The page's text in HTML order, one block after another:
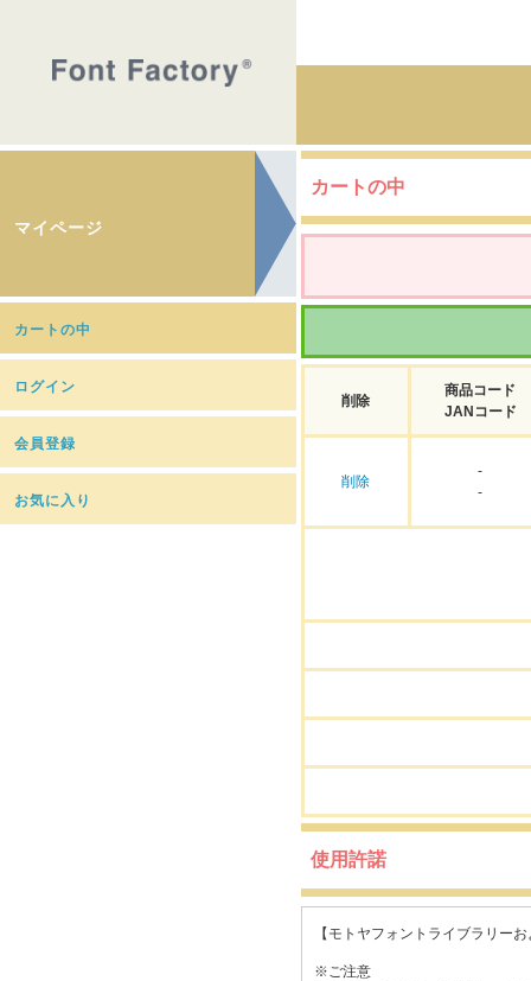
マイページ
カートの中
ログイン
会員登録
お気に入り
カートの中
削除
商品コード
JANコード
削除
-
-
使用許諾
【モトヤフォントライブラリー
※ご注意